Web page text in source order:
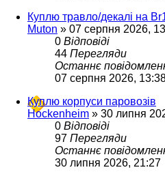
Куплю травло/декалі на
Muton » 07 серпня 2026,
0 Відповіді
44 Перегляди
Останнє
07 серпня 2026,
Куплю корпуси паровозів
Hockenheim » 30 липня
0 Відповіді
97 Перегляди
Останнє
30 липня 2026, 21:27